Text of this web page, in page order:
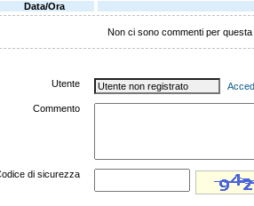
Data/Ora
Non ci sono commenti per questa
Utente
Commento
di sicurezza